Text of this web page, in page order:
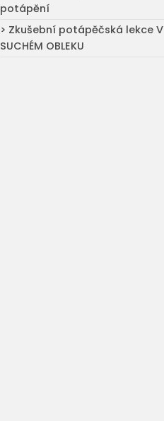
potápění
> Zkušební potápěčská lekce V
SUCHÉM OBLEKU